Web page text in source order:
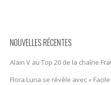
NOUVELLES RÉCENTES
Alain V au Top 20 de la chaîne
Flora Luna se révèle avec «